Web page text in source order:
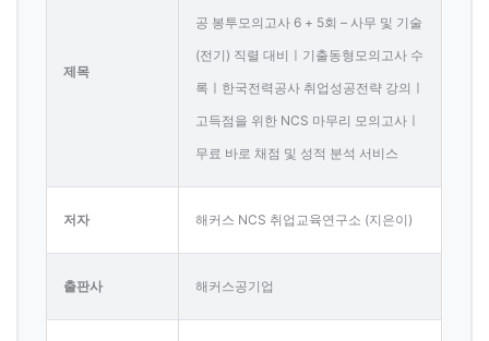
제목
공 봉투모의고사 6 + 5회 – 사무 및 기술
(전기) 직렬 대비ㅣ기출동형모의고사 수
록ㅣ한국전력공사 취업성공전략 강의ㅣ
고득점을 위한 NCS 마무리 모의고사ㅣ
무료 바로 채점 및 성적 분석 서비스
저자 해커스 NCS 취업교육연구소 (지은이)
출판사 해커스공기업